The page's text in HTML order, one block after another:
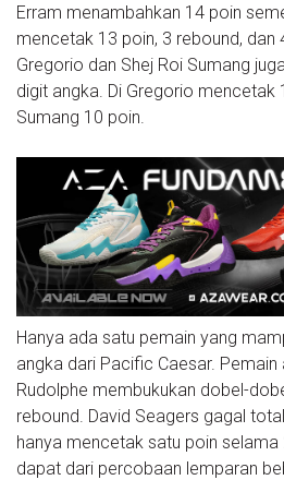
Erram menambahkan 14 poin
mencetak 13 poin, 3 rebound, dan
Gregorio dan Shej Roi Sumang
digit angka. Di Gregorio mencetak
Sumang 10 poin.
Hanya ada satu pemain yang
angka dari Pacific Caesar.
Rudolphe membukukan dobel-
rebound. David Seagers gagal
hanya mencetak satu poin
dapat dari percobaan lemparan